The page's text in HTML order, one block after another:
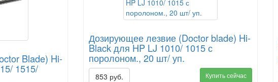
Blade) Hi-
1515/
Дозирующее лезвие (Doctor blade) Hi-
Black для HP LJ 1010/ 1015 с
поролоном., 20 шт/ уп.
853 руб. Купить сейчас